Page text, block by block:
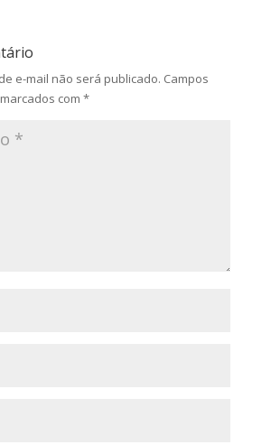
e-mail não será publicado. Campos
com *